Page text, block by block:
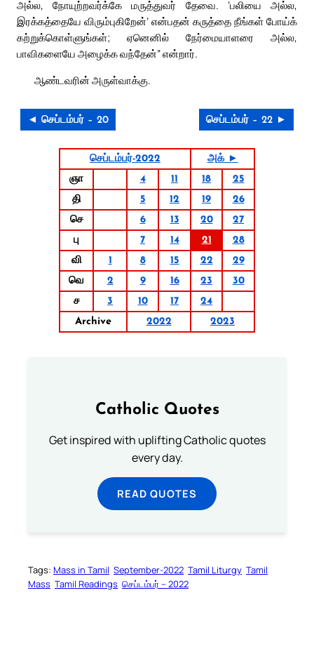
அல்ல, நோயுற்றவர்க்கே மருத்துவர் தேவை. ‘பலியை அல்ல,
இரக்கத்தையே விரும்புகிறேன்’ என்பதன் கருத்தை நீங்கள் போய்க்
கற்றுக்கொள்ளுங்கள்; ஏனெனில் நேர்மையாளரை அல்ல,
பாவிகளையே அழைக்க வந்தேன்” என்றார்.
ஆண்டவரின் அருள்வாக்கு.
◄ செப்டம்பர் – 20 செப்டம்பர் – 22 ►
செப்டம்பர்-2022
அக் ►
ஞா
4 11 18
25
தி
5 12 19
26
செ
6 13 20
27
பு
7 14 21
28
வி
1 8 15 22
29
வெ
2 9 16 23
30
ச
3 10 17
24
Archive
2022 2023
Catholic Quotes
Get inspired with uplifting Catholic quotes
every day.
READ QUOTES
Tags: Mass in Tamil September-2022 Tamil Liturgy Tamil
Mass Tamil Readings செப்டம்பர் – 2022